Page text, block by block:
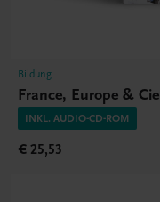
Bildung
France, Europe & Cie
INKL. AUDIO-CD-ROM
€ 25,53